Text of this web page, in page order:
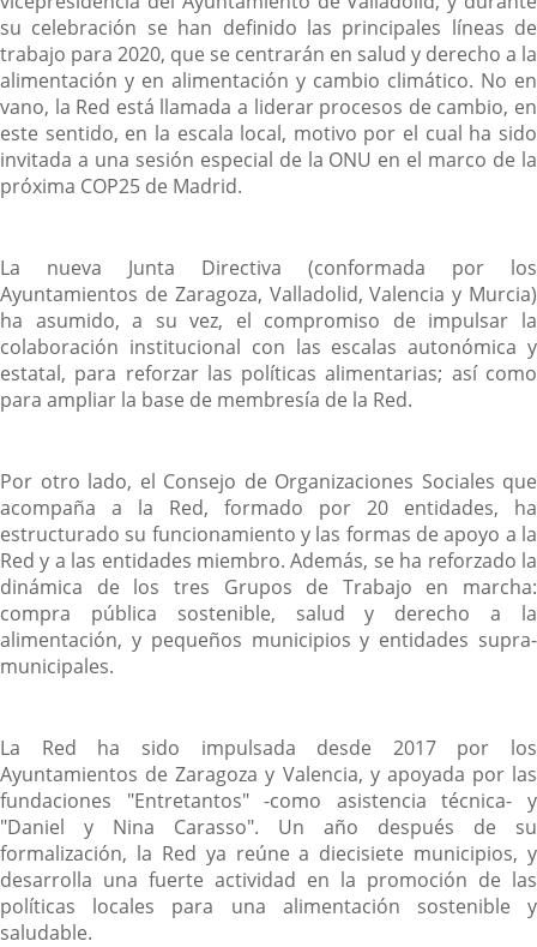
su celebración se han definido las principales líneas de
trabajo para 2020, que se centrarán en salud y derecho a la
alimentación y en alimentación y cambio climático. No en
vano, la Red está llamada a liderar procesos de cambio, en
este sentido, en la escala local, motivo por el cual ha sido
invitada a una sesión especial de la ONU en el marco de la
próxima COP25 de Madrid.
La nueva Junta Directiva (conformada por los
Ayuntamientos de Zaragoza, Valladolid, Valencia y Murcia)
ha asumido, a su vez, el compromiso de impulsar la
colaboración institucional con las escalas autonómica y
estatal, para reforzar las políticas alimentarias; así como
para ampliar la base de membresía de la Red.
Por otro lado, el Consejo de Organizaciones Sociales que
acompaña a la Red, formado por 20 entidades, ha
estructurado su funcionamiento y las formas de apoyo a la
Red y a las entidades miembro. Además, se ha reforzado la
dinámica de los tres Grupos de Trabajo en marcha:
compra pública sostenible, salud y derecho a la
alimentación, y pequeños municipios y entidades supra-
municipales.
La Red ha sido impulsada desde 2017 por los
Ayuntamientos de Zaragoza y Valencia, y apoyada por las
fundaciones "Entretantos" -como asistencia técnica- y
"Daniel y Nina Carasso". Un año después de su
formalización, la Red ya reúne a diecisiete municipios, y
desarrolla una fuerte actividad en la promoción de las
políticas locales para una alimentación sostenible y
saludable.